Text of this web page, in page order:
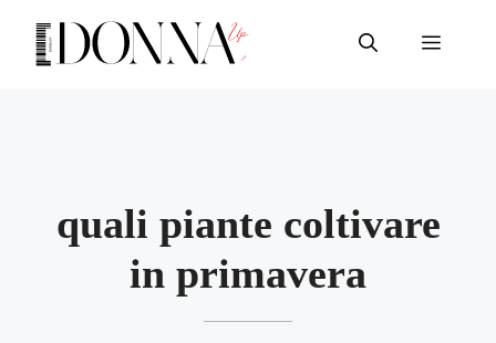
contenuto
Menu
quali piante coltivare
in primavera